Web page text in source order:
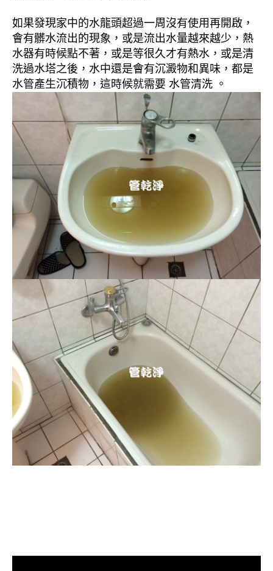
如果發現家中的水龍頭超過一周沒有使用再開啟，
會有髒水流出的現象，或是流出水量越來越少，熱
水器有時候點不著，或是等很久才有熱水，或是清
洗過水塔之後，水中還是會有沉澱物和異味，都是
水管產生沉積物，這時候就需要 水管清洗 。